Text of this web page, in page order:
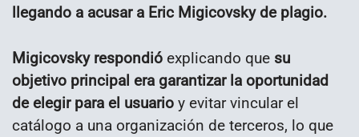
llegando a acusar a Eric Migicovsky de plagio.
Migicovsky respondió explicando que su
objetivo principal era garantizar la oportunidad
de elegir para el usuario y evitar vincular el
catálogo a una organización de terceros, lo que